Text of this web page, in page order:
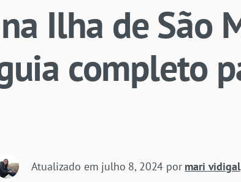
Ilha de São
completo
Atualizado em julho 8, 2024 por mari vidigal